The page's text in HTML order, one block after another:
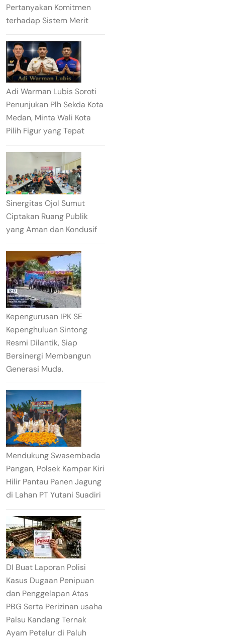
Pertanyakan Komitmen
terhadap Sistem Merit
Adi Warman Lubis Soroti
Penunjukan Plh Sekda Kota
Medan, Minta Wali Kota
Pilih Figur yang Tepat
Sinergitas Ojol Sumut
Ciptakan Ruang Publik
yang Aman dan Kondusif
Kepengurusan IPK SE
Kepenghuluan Sintong
Resmi Dilantik, Siap
Bersinergi Membangun
Generasi Muda.
Mendukung Swasembada
Pangan, Polsek Kampar Kiri
Hilir Pantau Panen Jagung
di Lahan PT Yutani Suadiri
DI Buat Laporan Polisi
Kasus Dugaan Penipuan
dan Penggelapan Atas
PBG Serta Perizinan usaha
Palsu Kandang Ternak
Ayam Petelur di Paluh